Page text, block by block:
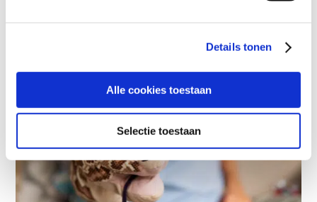
Details tonen
Alle cookies toestaan
Selectie toestaan